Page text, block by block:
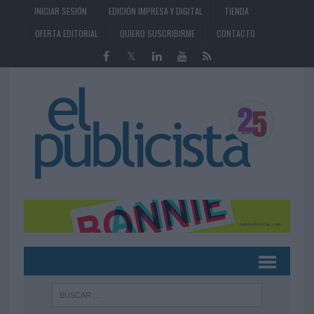
INICIAR SESIÓN EDICIÓN IMPRESA Y DIGITAL
TIENDA
OFERTA EDITORIAL
QUIERO SUSCRIBIRME CONTACTO